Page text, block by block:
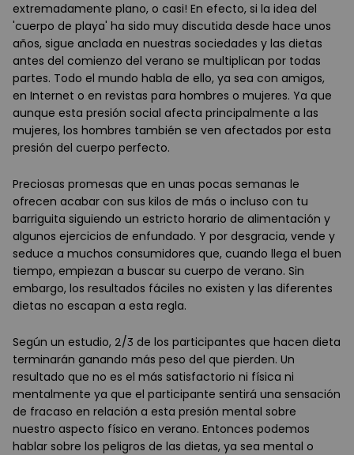
extremadamente plano, o casi! En efecto, si la idea del
'cuerpo de playa' ha sido muy discutida desde hace unos
años, sigue anclada en nuestras sociedades y las dietas
antes del comienzo del verano se multiplican por todas
partes. Todo el mundo habla de ello, ya sea con amigos,
en Internet o en revistas para hombres o mujeres. Ya que
aunque esta presión social afecta principalmente a las
mujeres, los hombres también se ven afectados por esta
presión del cuerpo perfecto.
Preciosas promesas que en unas pocas semanas le
ofrecen acabar con sus kilos de más o incluso con tu
barriguita siguiendo un estricto horario de alimentación y
algunos ejercicios de enfundado. Y por desgracia, vende y
seduce a muchos consumidores que, cuando llega el buen
tiempo, empiezan a buscar su cuerpo de verano. Sin
embargo, los resultados fáciles no existen y las diferentes
dietas no escapan a esta regla.
Según un estudio, 2/3 de los participantes que hacen dieta
terminarán ganando más peso del que pierden. Un
resultado que no es el más satisfactorio ni física ni
mentalmente ya que el participante sentirá una sensación
de fracaso en relación a esta presión mental sobre
nuestro aspecto físico en verano. Entonces podemos
hablar sobre los peligros de las dietas, ya sea mental o